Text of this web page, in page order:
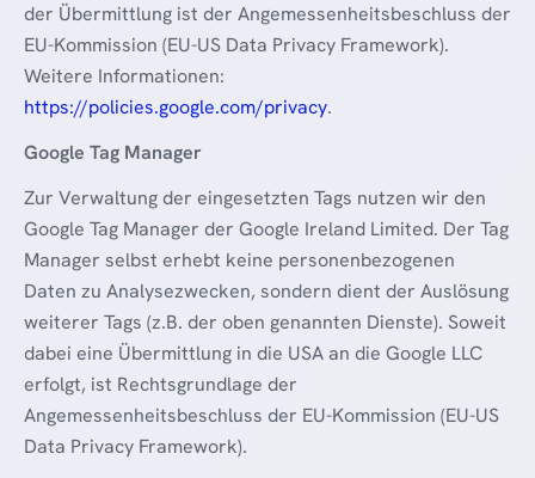
der Übermittlung ist der Angemessenheitsbeschluss der
EU-Kommission (EU-US Data Privacy Framework).
Weitere Informationen:
https://policies.google.com/privacy.
Google Tag Manager
Zur Verwaltung der eingesetzten Tags nutzen wir den
Google Tag Manager der Google Ireland Limited. Der Tag
Manager selbst erhebt keine personenbezogenen
Daten zu Analysezwecken, sondern dient der Auslösung
weiterer Tags (z.B. der oben genannten Dienste). Soweit
dabei eine Übermittlung in die USA an die Google LLC
erfolgt, ist Rechtsgrundlage der
Angemessenheitsbeschluss der EU-Kommission (EU-US
Data Privacy Framework).